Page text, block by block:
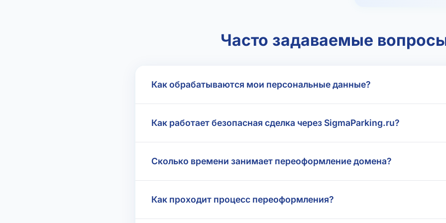
Часто задаваемые
Как обрабатываются мои персональные данные?
Как работает безопасная сделка через SigmaParking.ru?
Сколько времени занимает переоформление домена?
Как проходит процесс переоформления?